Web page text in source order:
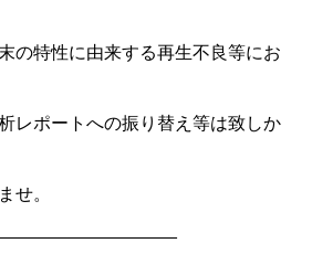
の特性に由来する再生不良等にお
レポートへの振り替え等は致しか
せ。